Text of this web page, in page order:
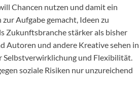
Chancen nutzen und damit ein
Aufgabe gemacht, Ideen zu
Zukunftsbranche stärker als bisher
Autoren und andere Kreative sehen in
Selbstverwirklichung und Flexibilität.
soziale Risiken nur unzureichend